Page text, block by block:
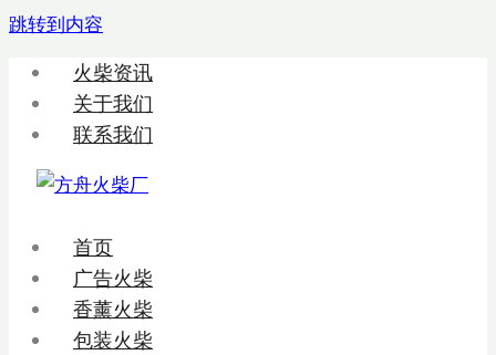
跳转到内容
火柴资讯
关于我们
联系我们
首页
广告火柴
香薰火柴
包装火柴